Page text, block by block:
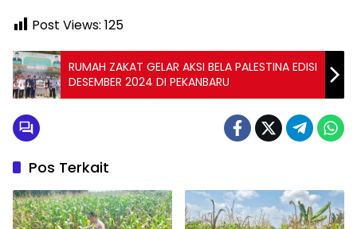
Post Views: 125
RUMAH ZAKAT GELAR AKSI BELA PALESTINA EDISI
DESEMBER 2024 DI PEKANBARU
Pos Terkait